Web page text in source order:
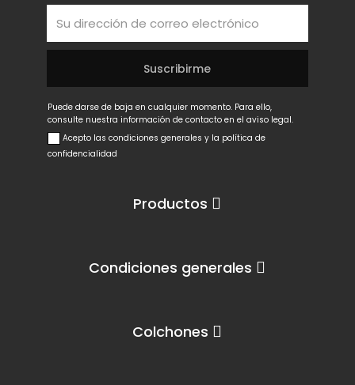
Productos
Condiciones generales
Colchones
Puede darse de baja en cualquier momento. Para ello,
consulte nuestra información de contacto en el aviso legal.
Acepto las condiciones generales y la política de
confidencialidad